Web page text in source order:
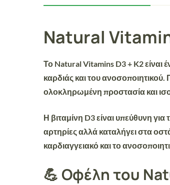
Natural
Το Natural Vitamins D3 + K2είναι
καρδιάς και του ανοσοποιητικού.
ολοκληρωμένη προστασία και
Η βιταμίνη D3 είναι υπεύθυνη για
αρτηρίεςαλλά καταλήγει στα
καρδιαγγειακό και το
💪 Οφέλη του